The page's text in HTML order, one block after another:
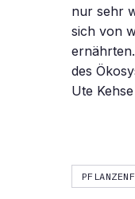
nur sehr
sich von
des
Ute Kehse